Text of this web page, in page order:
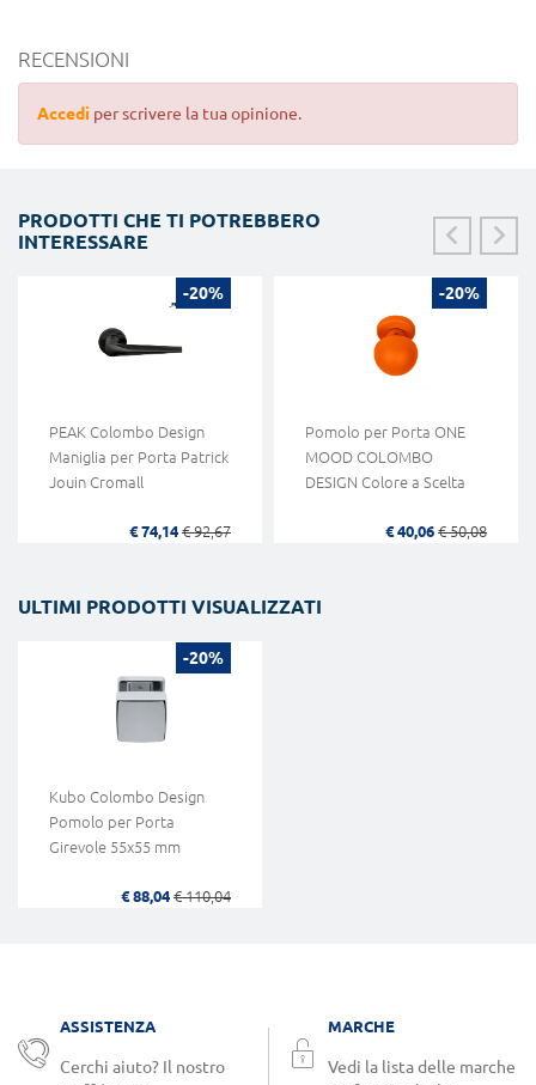
RECENSIONI
Accedi per scrivere la tua opinione.
PRODOTTI CHE TI POTREBBERO
INTERESSARE
-20%
PEAK Colombo Design
Maniglia per Porta Patrick
Jouin Cromall
€ 74,14 € 92,67
-20%
Pomolo per Porta ONE
MOOD COLOMBO
DESIGN Colore a Scelta
€ 40,06 € 50,08
ULTIMI PRODOTTI VISUALIZZATI
-20%
Kubo Colombo Design
Pomolo per Porta
Girevole 55x55 mm
€ 88,04 € 110,04
ASSISTENZA
Cerchi aiuto? Il nostro
MARCHE
Vedi la lista delle marche